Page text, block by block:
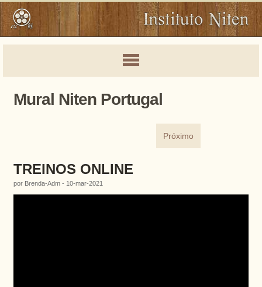
Mural Niten Portugal
Próximo
TREINOS ONLINE
por Brenda-Adm - 10-mar-2021